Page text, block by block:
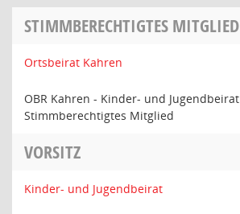
STIMMBERECHTIGTES MITGLIED
Ortsbeirat Kahren
OBR Kahren - Kinder- und Jugendbeirat
Stimmberechtigtes Mitglied
VORSITZ
Kinder- und Jugendbeirat